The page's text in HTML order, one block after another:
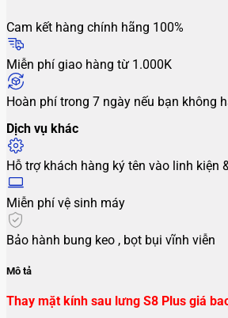
Cam kết hàng chính hãng 100%
Miễn phí giao hàng từ 1.000K
Hoàn phí trong 7 ngày nếu bạn không
Dịch vụ khác
Hỗ trợ khách hàng ký tên vào linh kiện
Miễn phí vệ sinh máy
Bảo hành bung keo , bọt bụi vĩnh viễn
Mô tả
Thay mặt kính sau lưng S8 Plus giá